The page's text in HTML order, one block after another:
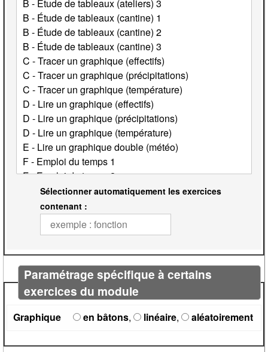
Sélectionner automatiquement les exercices
contenant :
Paramétrage spécifique à certains
exercices du module
Graphique en bâtons, linéaire, aléatoirement